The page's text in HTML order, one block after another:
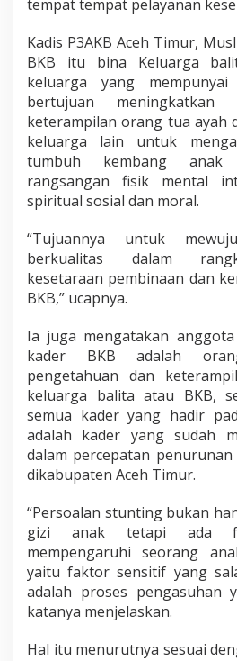
tempat tempat pelayanan
Kadis P3AKB Aceh Timur,
BKB itu bina Keluarga
keluarga yang
bertujuan meningkatkan
keterampilan orang tua ayah
keluarga lain untuk
tumbuh kembang anak
rangsangan fisik mental
spiritual sosial dan moral.
“Tujuannya untuk
berkualitas dalam
kesetaraan pembinaan dan
BKB,” ucapnya.
Ia juga mengatakan
kader BKB adalah
pengetahuan dan
keluarga balita atau BKB,
semua kader yang hadir
adalah kader yang sudah
dalam percepatan
dikabupaten Aceh Timur.
“Persoalan stunting bukan
gizi anak tetapi ada
mempengaruhi seorang
yaitu faktor sensitif yang
adalah proses pengasuhan
katanya menjelaskan.
Hal itu menurutnya sesuai